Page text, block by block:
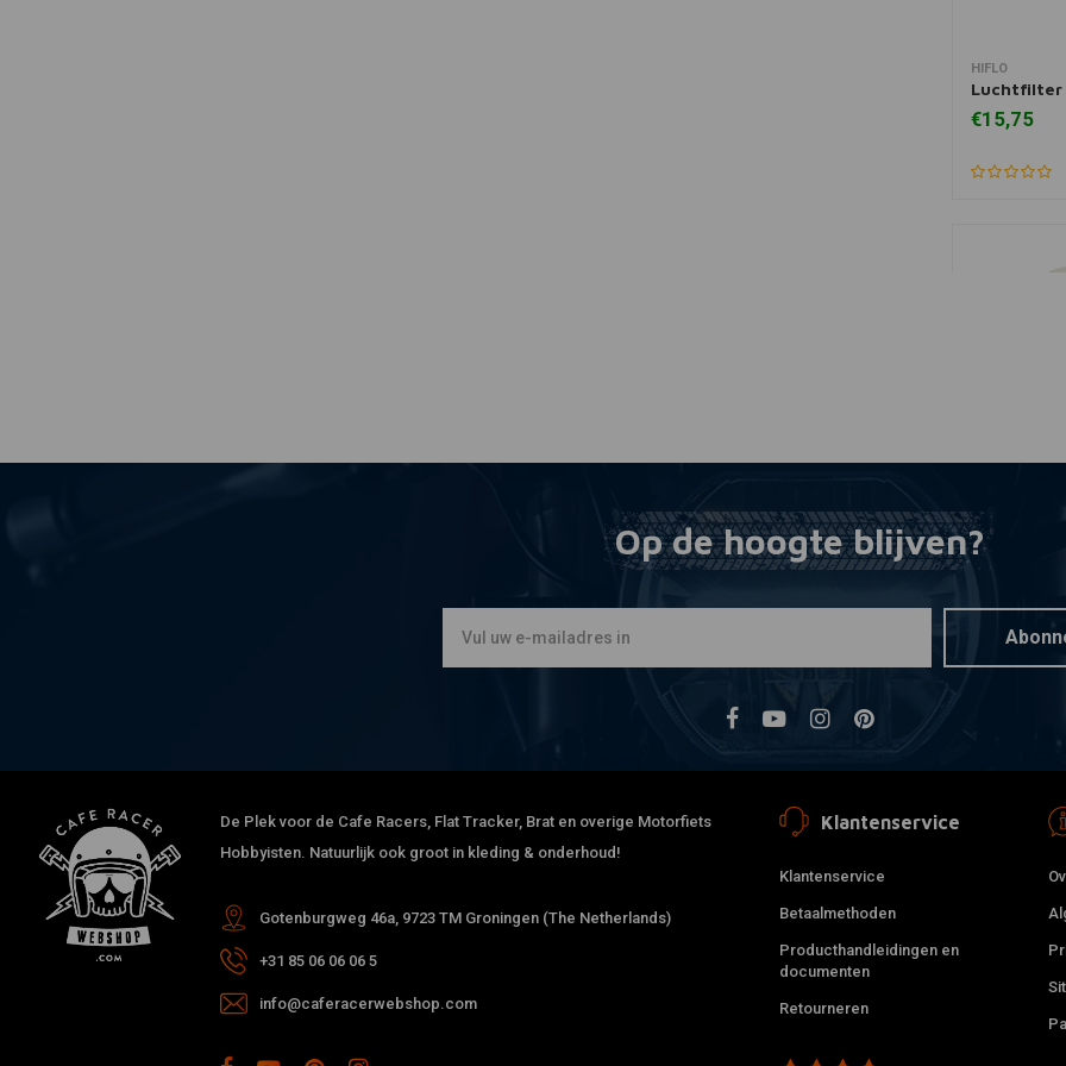
HIFLO
Luchtfilter
€15,75
HIFLO
Luchtfilter
Op de hoogte blijven?
De Plek voor de Cafe Racers, Flat Tracker, Brat en overige Motorfiets
Hobbyisten. Natuurlijk ook groot in kleding & onderhoud!
Gotenburgweg 46a, 9723 TM Groningen (The Netherlands)
+31 85 06 06 06 5
info@caferacerwebshop.com
Klantenservice
Klantenservice
Betaalmethoden
Producthandleidingen en
documenten
Retourneren